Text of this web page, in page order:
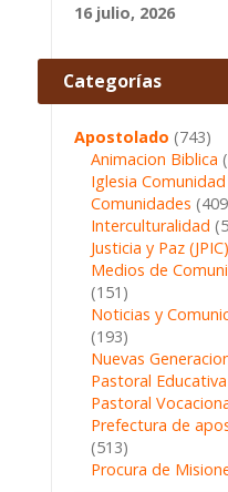
16 julio, 2026
Categorías
Apostolado (743)
Animacion Biblica
Iglesia
Comunidades
Interculturalidad
Justicia y Paz (JPIC)
Medios de
(151)
Noticias y
(193)
Nuevas
Pastoral Educativa
Pastoral
Prefectura de
(513)
Procura de